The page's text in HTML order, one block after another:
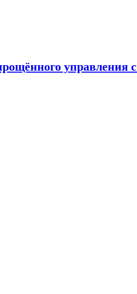
управления